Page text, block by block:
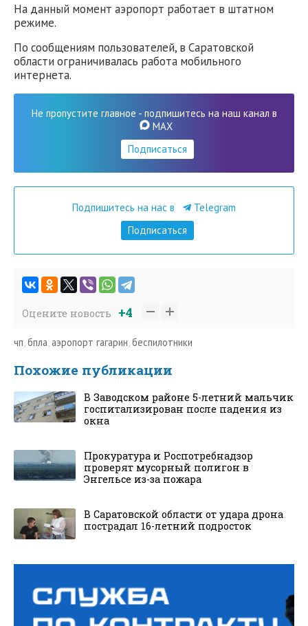
На данный момент аэропорт работает в штатном
режиме.
По сообщениям пользователей, в Саратовской
области ограничивалась работа мобильного
интернета.
Не пропустите главное - подпишитесь на наш канал в
MAX
Подписаться
Подпишитесь на нас в
Telegram
Подписаться
Оцените новость +4
чп бпла аэропорт гагарин беспилотники
Похожие публикации
В Заводском районе 5-летний мальчик
госпитализирован после падения из
окна
Прокуратура и Роспотребнадзор
проверят мусорный полигон в
Энгельсе из-за пожара
В Саратовской области от удара дрона
пострадал 16-летний подросток